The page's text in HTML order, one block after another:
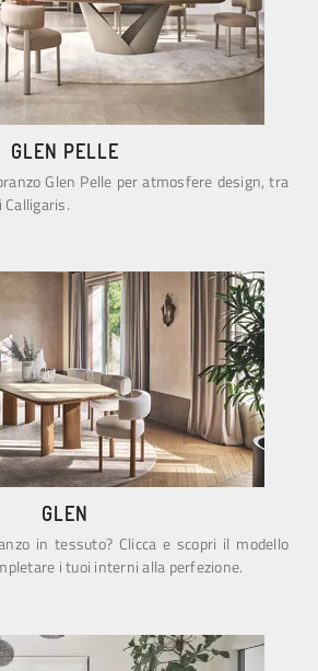
GLEN PELLE
Glen Pelle per atmosfere design, tra
Calligaris.
GLEN
in tessuto? Clicca e scopri il modello
i tuoi interni alla perfezione.